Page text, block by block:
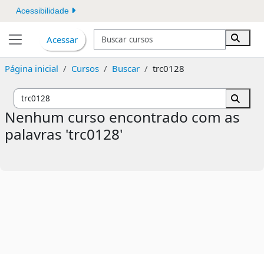
Ir para o conteúdo principal
Acessibilidade
Painel lateral
Acessar
Buscar cursos
Página inicial
Cursos Buscar trc0128
Buscar
Nenhum curso encontrado com as
palavras 'trc0128'